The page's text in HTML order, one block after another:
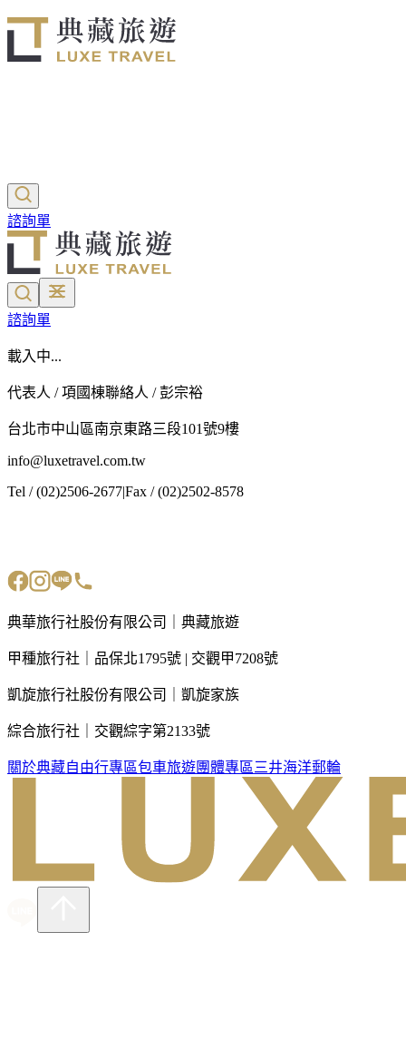
諮詢單
諮詢單
載入中...
代表人 / 項國棟聯絡人 / 彭宗裕
台北市中山區南京東路三段101號9樓
info@luxetravel.com.tw
Tel / (02)2506-2677|Fax / (02)2502-8578
典華旅行社股份有限公司｜典藏旅遊
甲種旅行社｜品保北1795號 | 交觀甲7208號
凱旋旅行社股份有限公司｜凱旋家族
綜合旅行社｜交觀綜字第2133號
關於典藏自由行專區包車旅遊團體專區 三井海洋郵輪